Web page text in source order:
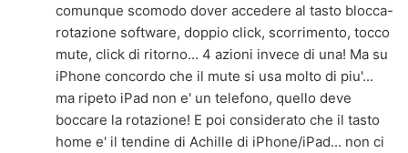
comunque scomodo dover accedere al tasto blocca-
rotazione software, doppio click, scorrimento, tocco
mute, click di ritorno... 4 azioni invece di una! Ma su
iPhone concordo che il mute si usa molto di piu'...
ma ripeto iPad non e' un telefono, quello deve
boccare la rotazione! E poi considerato che il tasto
home e' il tendine di Achille di iPhone/iPad... non ci